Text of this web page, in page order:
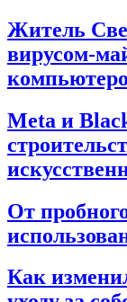
Житель
вирусом-
Meta и
От
Как